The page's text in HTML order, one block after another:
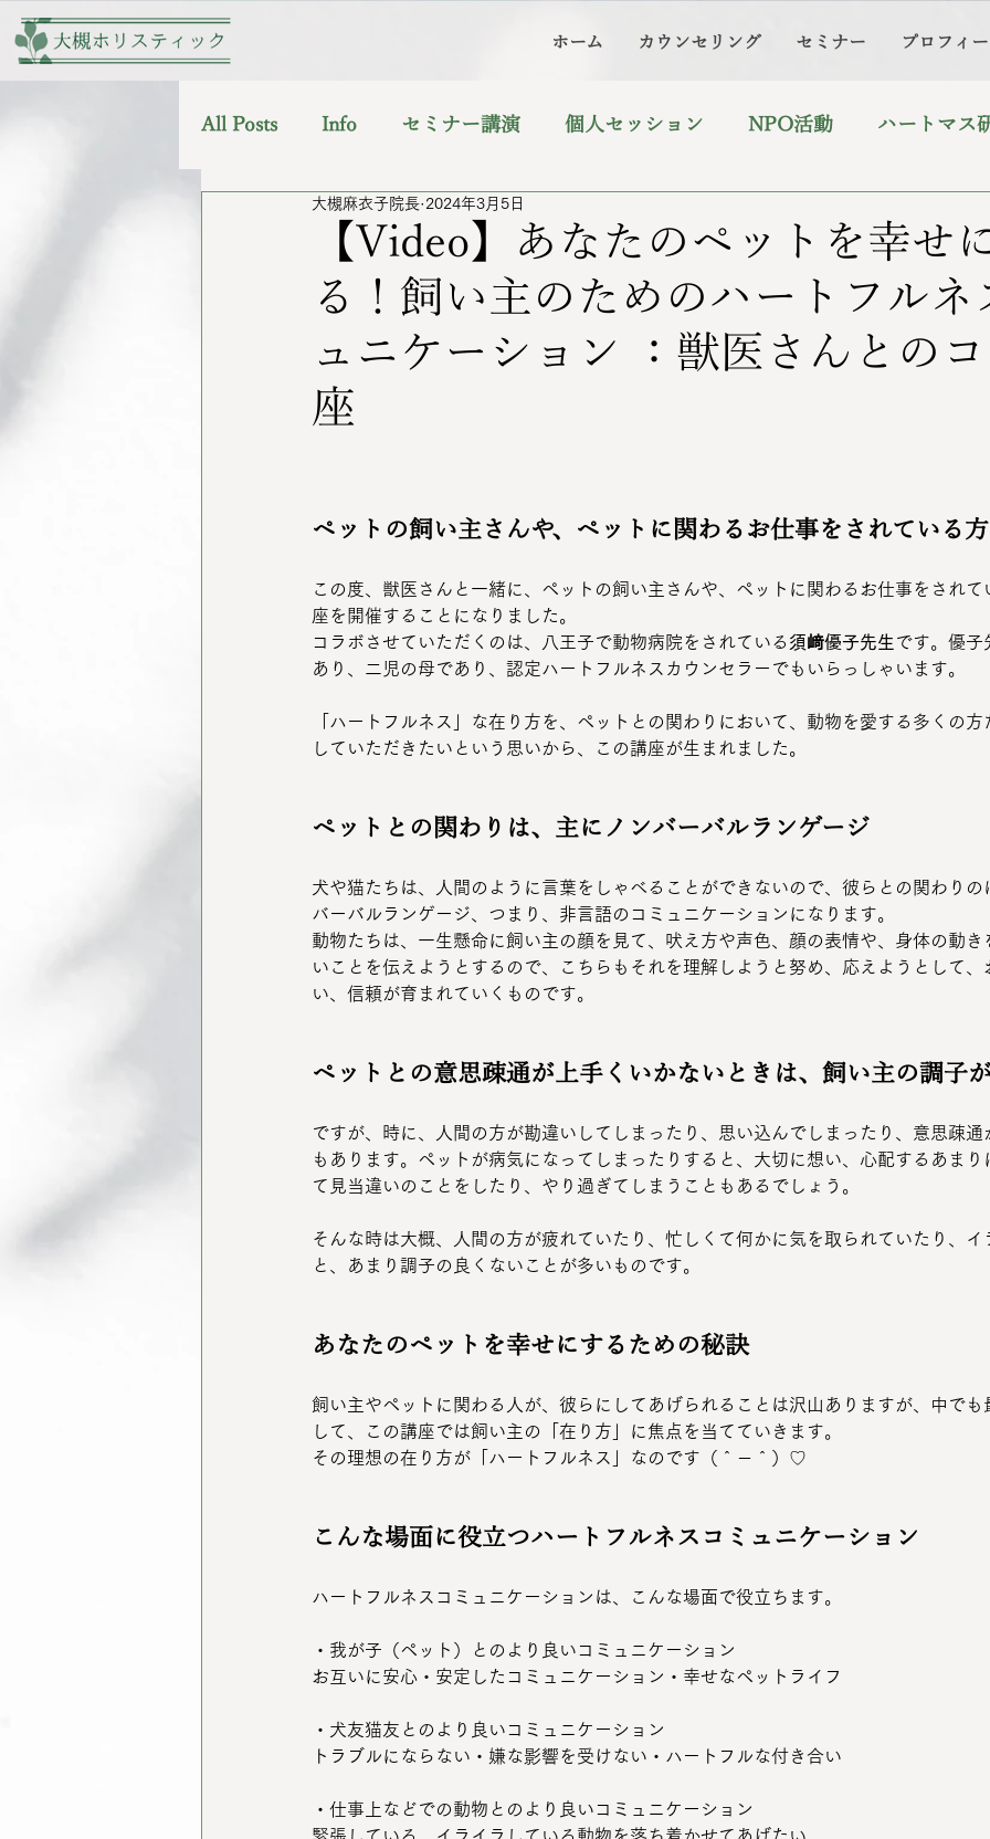
ホーム カウンセリング セミナー プロフィ
All Posts Info セミナー講演 個人セッション NPO活動 ハートマス
【Video】あなたのペットを幸せ
る！飼い主のためのハートフルネ
ュニケーション ：獣医さんとの
座
大槻麻衣子院長 2024年3月5日
ペットの飼い主さんや、ペットに関わるお仕事をされている
この度、獣医さんと一緒に、ペットの飼い主さんや、ペットに関わるお仕事をされて
座を開催することになりました。
コラボさせていただくのは、八王子で動物病院をされている 須﨑優子先生 です。優子
あり、二児の母であり、認定ハートフルネスカウンセラーでもいらっしゃいます。
「ハートフルネス」な在り方を、ペットとの関わりにおいて、動物を愛する多くの方
していただきたいという思いから、この講座が生まれました。
ペットとの関わりは、主にノンバーバルランゲージ
犬や猫たちは、人間のように言葉をしゃべることができないので、彼らとの関わりの
バーバルランゲージ、つまり、非言語のコミュニケーションになります。
動物たちは、一生懸命に飼い主の顔を見て、吠え方や声色、顔の表情や、身体の動き
いことを伝えようとするので、こちらもそれを理解しようと努め、応えようとして、
い、信頼が育まれていくものです。
ペットとの意思疎通が上手くいかないときは、飼い主の調子
ですが、時に、人間の方が勘違いしてしまったり、思い込んでしまったり、意思疎通
もあります。ペットが病気になってしまったりすると、大切に想い、心配するあまり
て見当違いのことをしたり、やり過ぎてしまうこともあるでしょう。
そんな時は大概、人間の方が疲れていたり、忙しくて何かに気を取られていたり、イ
と、あまり調子の良くないことが多いものです。
あなたのペットを幸せにするための秘訣
飼い主やペットに関わる人が、彼らにしてあげられることは沢山ありますが、中でも
して、この講座では飼い主の「在り方」に焦点を当てていきます。
その理想の在り方が「ハートフルネス」なのです（＾－＾）♡
こんな場面に役立つハートフルネスコミュニケーション
ハートフルネスコミュニケーションは、こんな場面で役立ちます。
・我が子（ペット）とのより良いコミュニケーション
お互いに安心・安定したコミュニケーション・幸せなペットライフ
・犬友猫友とのより良いコミュニケーション
トラブルにならない・嫌な影響を受けない・ハートフルな付き合い
・仕事上などでの動物とのより良いコミュニケーション